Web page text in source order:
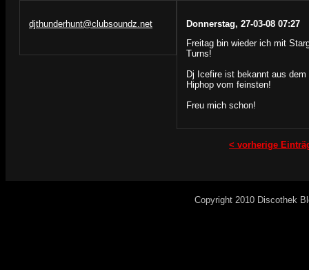
djthunderhunt@clubsoundz.net
Donnerstag, 27-03-08 07:27
Freitag bin wieder ich mit
Turns!
Dj Icefire ist bekannt aus
Hiphop vom feinsten!
Freu mich schon!
< vorherige
Copyright 2010 Discothek